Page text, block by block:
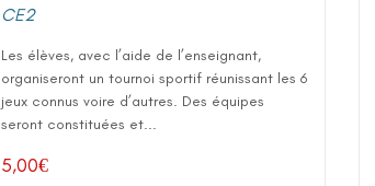
CE2
Les élèves, avec l’aide de l’enseignant,
organiseront un tournoi sportif réunissant les 6
jeux connus voire d’autres. Des équipes
seront constituées et...
5,00€